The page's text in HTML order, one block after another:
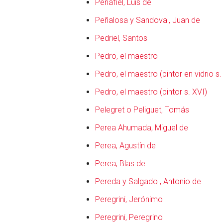
Peñafiel, Luis de
Peñalosa y Sandoval, Juan de
Pedriel, Santos
Pedro, el maestro
Pedro, el maestro (pintor en vidrio s.
Pedro, el maestro (pintor s. XVI)
Pelegret o Peliguet, Tomás
Perea Ahumada, Miguel de
Perea, Agustín de
Perea, Blas de
Pereda y Salgado , Antonio de
Peregrini, Jerónimo
Peregrini, Peregrino